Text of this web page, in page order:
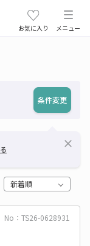
お気に入り メニュー
条件変更
close
新着順
No：TS26-0628931